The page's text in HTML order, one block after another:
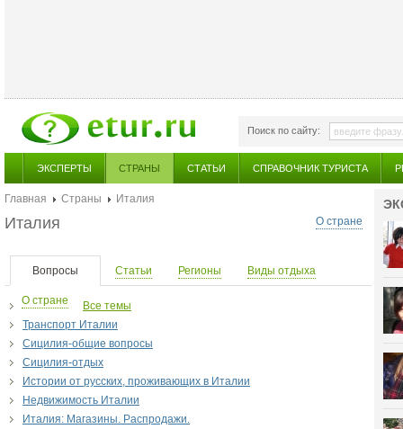
Поиск по сайту:
ЭКСПЕРТЫ СТРАНЫ СТАТЬИ СПРАВОЧНИК ТУРИСТА
Главная Страны
Италия
О стране
Италия
Вопросы Статьи Регионы Виды отдыха
О стране
Все темы
Транспорт Италии
Сицилия-общие вопросы
Сицилия-отдых
Истории от русских, проживающих в Италии
Недвижимость Италии
Италия: Магазины. Распродажи.